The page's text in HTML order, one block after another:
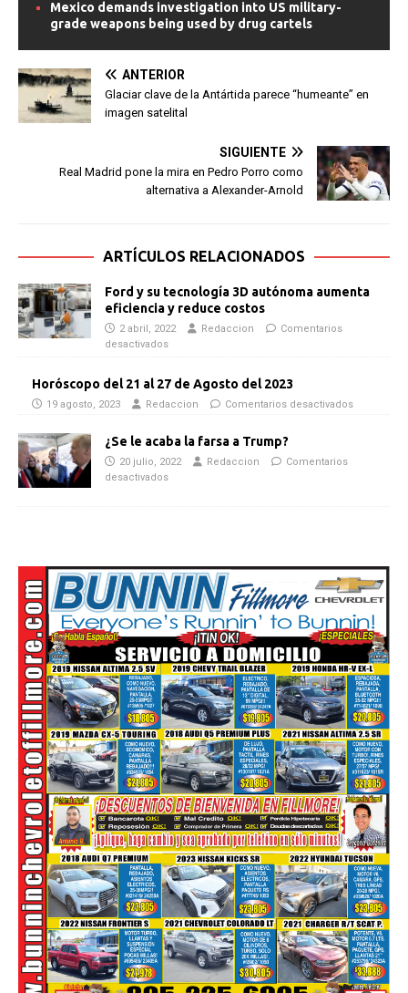
Mexico demands investigation into US military-
grade weapons being used by drug cartels
ANTERIOR
Glaciar clave de la Antártida parece “humeante” en
imagen satelital
SIGUIENTE
Real Madrid pone la mira en Pedro Porro como
alternativa a Alexander-Arnold
ARTÍCULOS RELACIONADOS
Ford y su tecnología 3D autónoma aumenta
eficiencia y reduce costos
2 abril, 2022 Redaccion
Comentarios
desactivados
Horóscopo del 21 al 27 de Agosto del 2023
19 agosto, 2023 Redaccion Comentarios desactivados
¿Se le acaba la farsa a Trump?
20 julio, 2022 Redaccion
Comentarios
desactivados